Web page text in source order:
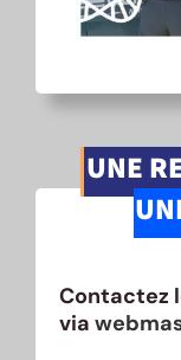
UNE
Contactez
via